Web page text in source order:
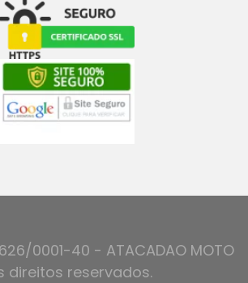
0001-40 - ATACADAO MOTO
direitos reservados.